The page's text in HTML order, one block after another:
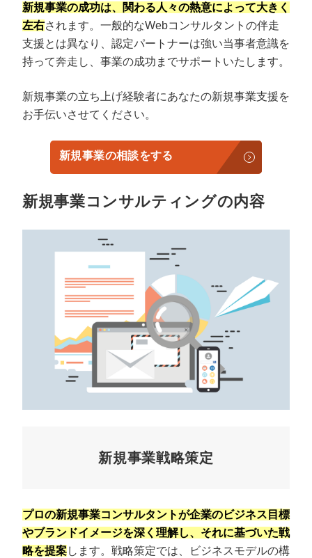
新規事業の成功は、関わる人々の熱意によって大きく
左右されます。一般的なWebコンサルタントの伴走
支援とは異なり、認定パートナーは強い当事者意識を
持って奔走し、事業の成功までサポートいたします。
新規事業の立ち上げ経験者にあなたの新規事業支援を
お手伝いさせてください。
新規事業の相談をする
新規事業コンサルティングの内容
新規事業戦略策定
プロの新規事業コンサルタントが企業のビジネス目標
やブランドイメージを深く理解し、それに基づいた戦
略を提案します。戦略策定では、ビジネスモデルの構